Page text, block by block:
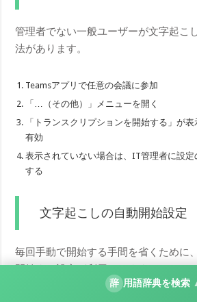
管理者でない一般ユーザーが文字起こ
法があります。
Teamsアプリで任意の会議に参加
「…（その他）」メニューを開く
「トランスクリプションを開始する」が
有効
表示されていない場合は、IT管理者に設
する
文字起こしの自動開始設定
毎回手動で開始する手間を省くために
開始する設定が利用できます。
辞 用語辞典を検索